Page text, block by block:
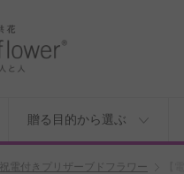
贈る目的から選ぶ
祝電付きプリザーブドフラワー